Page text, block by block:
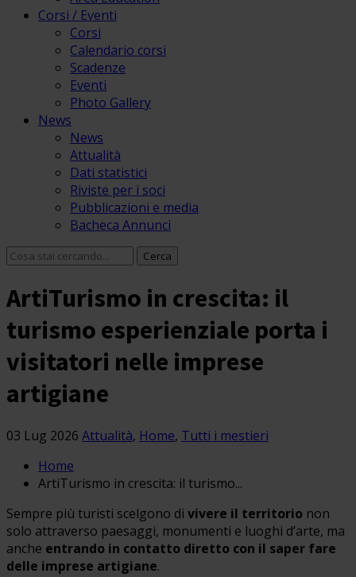
Corsi / Eventi
Corsi
Calendario corsi
Scadenze
Eventi
Photo Gallery
News
News
Attualità
Dati statistici
Riviste per i soci
Pubblicazioni e media
Bacheca Annunci
ArtiTurismo in crescita: il
turismo esperienziale porta i
visitatori nelle imprese
artigiane
03 Lug 2026 Attualità, Home, Tutti i mestieri
Home
ArtiTurismo in crescita: il turismo...
Sempre più turisti scelgono di vivere il territorio non
solo attraverso paesaggi, monumenti e luoghi d’arte, ma
anche entrando in contatto diretto con il saper fare
delle imprese artigiane.